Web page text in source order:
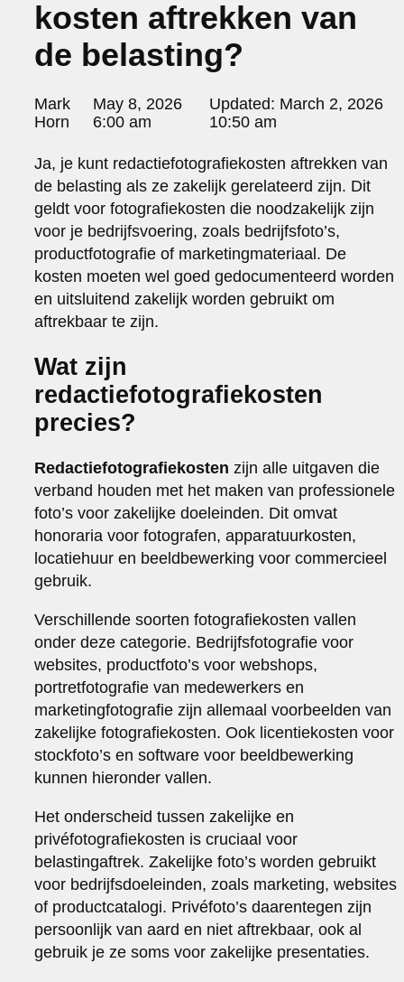
portraits 2
portraits 3
fd gazellen 2014
sanoma view 2014 – annual report
het zuiderlicht
thomas van luyn
parool christmas special
editorial
travel
commercial
fashion
contact
info@markhorn.nl
+31650600601
kosten aftrekken van
de belasting?
Posted
by:
Mark
Horn
May 8, 2026
6:00 am
Updated: March 2, 2026
10:50 am
Ja, je kunt redactiefotografiekosten aftrekken van
de belasting als ze zakelijk gerelateerd zijn. Dit
geldt voor fotografiekosten die noodzakelijk zijn
voor je bedrijfsvoering, zoals bedrijfsfoto’s,
productfotografie of marketingmateriaal. De
kosten moeten wel goed gedocumenteerd worden
en uitsluitend zakelijk worden gebruikt om
aftrekbaar te zijn.
Wat zijn
redactiefotografiekosten
precies?
Redactiefotografiekosten zijn alle uitgaven die
verband houden met het maken van professionele
foto’s voor zakelijke doeleinden. Dit omvat
honoraria voor fotografen, apparatuurkosten,
locatiehuur en beeldbewerking voor commercieel
gebruik.
Verschillende soorten fotografiekosten vallen
onder deze categorie. Bedrijfsfotografie voor
websites, productfoto’s voor webshops,
portretfotografie van medewerkers en
marketingfotografie zijn allemaal voorbeelden van
zakelijke fotografiekosten. Ook licentiekosten voor
stockfoto’s en software voor beeldbewerking
kunnen hieronder vallen.
Het onderscheid tussen zakelijke en
privéfotografiekosten is cruciaal voor
belastingaftrek. Zakelijke foto’s worden gebruikt
voor bedrijfsdoeleinden, zoals marketing, websites
of productcatalogi. Privéfoto’s daarentegen zijn
persoonlijk van aard en niet aftrekbaar, ook al
gebruik je ze soms voor zakelijke presentaties.